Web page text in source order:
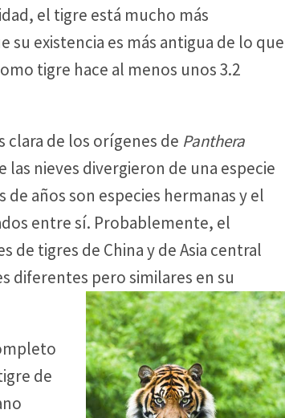
el tigre está mucho más
su existencia es más antigua de lo que
tigre hace al menos unos 3.2
clara de los orígenes de Panthera
las nieves divergieron de una especie
años son especies hermanas y el
entre sí. Probablemente, el
tigres de China y de Asia central
diferentes pero similares en su
de